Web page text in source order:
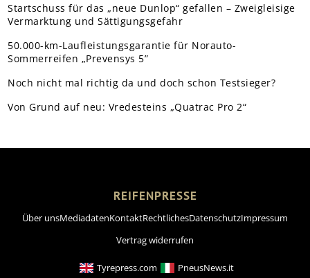
Startschuss für das „neue Dunlop“ gefallen – Zweigleisige
Vermarktung und Sättigungsgefahr
50.000-km-Laufleistungsgarantie für Norauto-
Sommerreifen „Prevensys 5”
Noch nicht mal richtig da und doch schon Testsieger?
Von Grund auf neu: Vredesteins „Quatrac Pro 2“
REIFENPRESSE
Über unsMediadatenKontaktRechtlichesDatenschutzImpressum
Vertrag widerrufen
Tyrepress.com PneusNews.it